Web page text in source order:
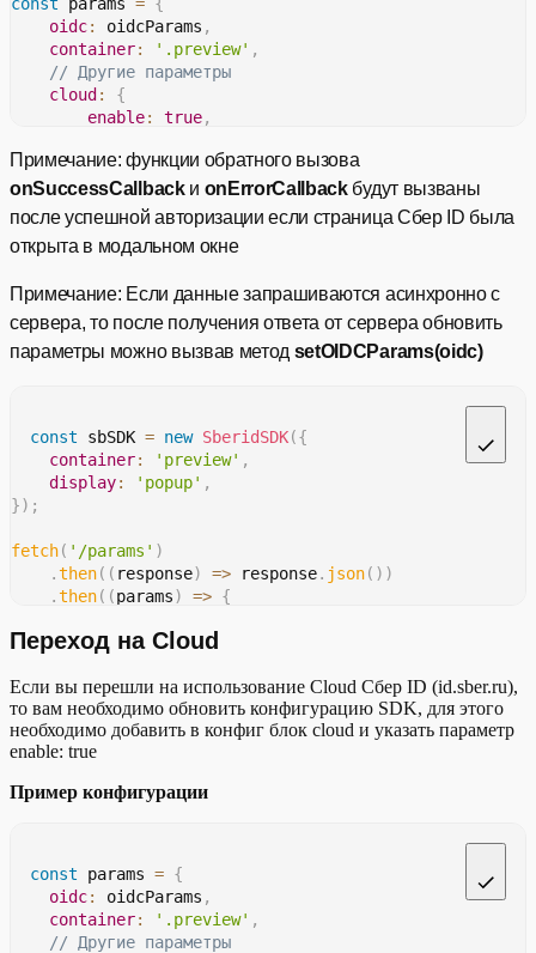
SberidSDKSuccessResult)
=> void)
onErrorCallback (
SberidSDKErrorResult)
buttonProps
(SberidButtonProps)
настройки для стилизации
кнопок,подробнее
autoUpdateCookie (boolean)
включить автоподогрев
авторизационной куки
onUpdateCookie (() =>
функция создает куку, которая
},
notification
{
enable : false,
onNotificationBannerClose
console.
onNotificationBannerOpen : ()
console
log( 'Баннер открыт'
},
animation: true,
position: 'right'
utmProxyDisabled: false,
buttonProps:
{
'default'
custom: {
,
    onSuccessCallback
    onErrorCallback
} ;
sbSDK = SberidSDK ;
oidc: oidcParams ,
container: '.preview' ,
// Другие параметры
cloud:
{
enable: true,
},
// Другие параметры
Примечание: функции обратного вызова
onSuccessCallbackи onErrorCallbackбудут вызваны
после успешной авторизации если страница Сбер ID была
открыта в модальном окне
Примечание: Если данные запрашиваются асинхронно с
сервера, то после получения ответа от сервера обновить
параметры можно вызвав метод setOIDCParams(oidc)
const sbSDK = new SberidSDK({
container: 'preview' ,
display: 'popup' ,
}) ;
fetch( '/params' )
.then( ( response) => response. json( ) )
.then( (params) => {
});
Переход на Cloud
Если вы перешли на использование Cloud Сбер ID (id.sber.ru),
то вам необходимо обновить конфигурацию SDK, для этого
необходимо добавить в конфиг блок cloud и указать параметр
enable: true
Пример конфигурации
const params = {
oidc: oidcParams ,
container: '.preview' ,
// Другие параметры